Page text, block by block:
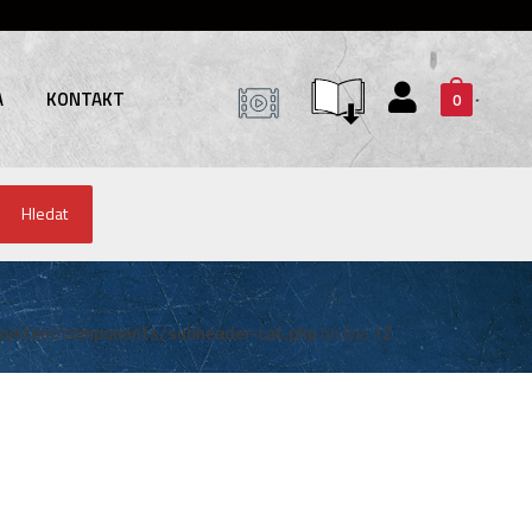
KONTAKT 0
Hledat
components/subheader-cat.phpon line12